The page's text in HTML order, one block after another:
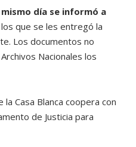
mismo día se informó a
los que se les entregó la
Los documentos no
Nacionales los
Casa Blanca coopera con
de Justicia para